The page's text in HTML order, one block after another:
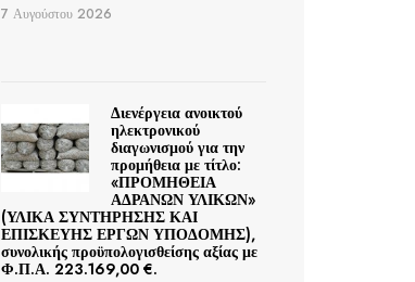
7 Αυγούστου 2026
Διενέργεια ανοικτού
ηλεκτρονικού
διαγωνισμού για την
προμήθεια με τίτλο:
«ΠΡΟΜΗΘΕΙΑ
ΑΔΡΑΝΩΝ ΥΛΙΚΩΝ»
(ΥΛΙΚΑ ΣΥΝΤΗΡΗΣΗΣ ΚΑΙ
ΕΠΙΣΚΕΥΗΣ ΕΡΓΩΝ ΥΠΟΔΟΜΗΣ),
συνολικής προϋπολογισθείσης αξίας με
Φ.Π.Α. 223.169,00 €.